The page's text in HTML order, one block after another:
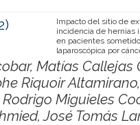
Impacto del sitio de
incidencia de hernias
en pacientes
laparoscópica por
Matías
Riquoir
Miguieles
José Tomás